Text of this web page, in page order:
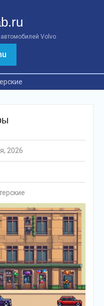
Volvo
2026